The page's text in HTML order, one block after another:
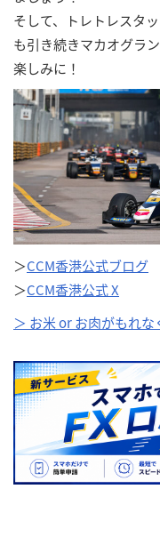
そして、トレトレスタ
も引き続きマカオグラ
楽しみに！
＞CCM香港公式ブログ
＞CCM香港公式 X
＞ お米 or お肉がもれな